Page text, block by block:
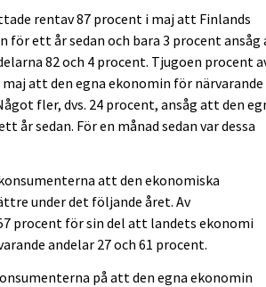
rentav 87 procent i maj att Finlands
för ett år sedan och bara 3 procent
82 och 4 procent. Tjugoen procent
att den egna ekonomin för närvarande
fler, dvs. 24 procent, ansåg att den
år sedan. För en månad sedan var dessa
att den ekonomiska
under det följande året. Av
procent för sin del att landets ekonomi
andelar 27 och 61 procent.
på att den egna ekonomin